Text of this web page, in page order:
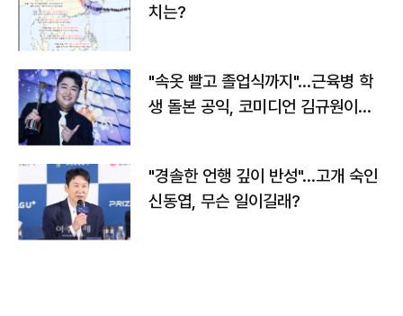
치는?
"속옷 빨고 졸업식까지"…근육병 학
생 돌본 공익, 코미디언 김규원이었
"경솔한 언행 깊이 반성"…고개 숙인
신동엽, 무슨 일이길래?